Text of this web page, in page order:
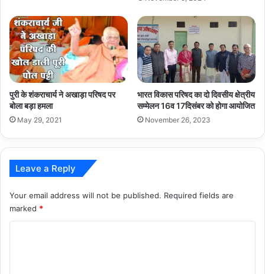
पुरी के शंकराचार्य ने अखाड़ा परिषद पर
बोला बड़ा हमला
May 29, 2021
भारत विकास परिषद का दो दिवसीय क्षेत्रीय
सम्मेलन 16व 17दिसंबर को होगा आयोजित
November 26, 2023
Leave a Reply
Your email address will not be published. Required fields are
marked *